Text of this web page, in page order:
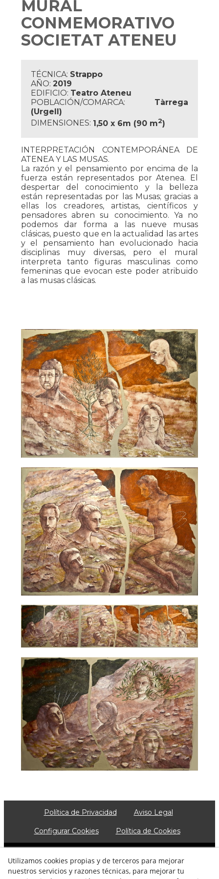
MURAL
CONMEMORATIVO
SOCIETAT ATENEU
TÉCNICA: Strappo
AÑO:2019
EDIFICIO: Teatro Ateneu
POBLACIÓN/COMARCA: Tàrrega
(Urgell)
DIMENSIONES: 1,50 x 6m (90 m2)
INTERPRETACIÓN CONTEMPORÁNEA DE
ATENEA Y LAS MUSAS.
La razón y el pensamiento por encima de la
fuerza están representados por Atenea. El
despertar del conocimiento y la belleza
están representadas por las Musas; gracias a
ellas los creadores, artistas, científicos y
pensadores abren su conocimiento. Ya no
podemos dar forma a las nueve musas
clásicas, puesto que en la actualidad las artes
y el pensamiento han evolucionado hacia
disciplinas muy diversas, pero el mural
interpreta tanto figuras masculinas como
femeninas que evocan este poder atribuido
a las musas clásicas.
Política de Privacidad Aviso Legal
Configurar Cookies Política de Cookies
reservados.
Utilizamos cookies propias y de terceros para mejorar
nuestros servicios y razones técnicas, para mejorar tu